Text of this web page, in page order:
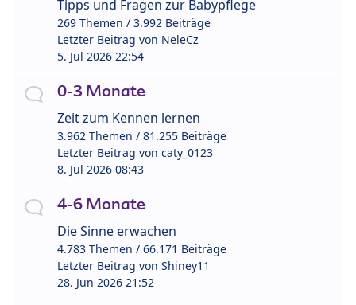
Tipps und Fragen zur Babypflege
269 Themen / 3.992 Beiträge
Letzter Beitrag von NeleCz
5. Jul 2026 22:54
0-3 Monate
Zeit zum Kennen lernen
3.962 Themen / 81.255 Beiträge
Letzter Beitrag von caty_0123
8. Jul 2026 08:43
4-6 Monate
Die Sinne erwachen
4.783 Themen / 66.171 Beiträge
Letzter Beitrag von Shiney11
28. Jun 2026 21:52